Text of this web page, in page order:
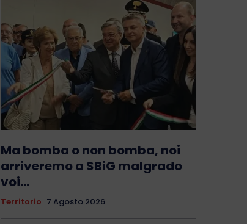
Ma bomba o non bomba, noi
arriveremo a SBiG malgrado
voi…
Territorio 7 Agosto 2026